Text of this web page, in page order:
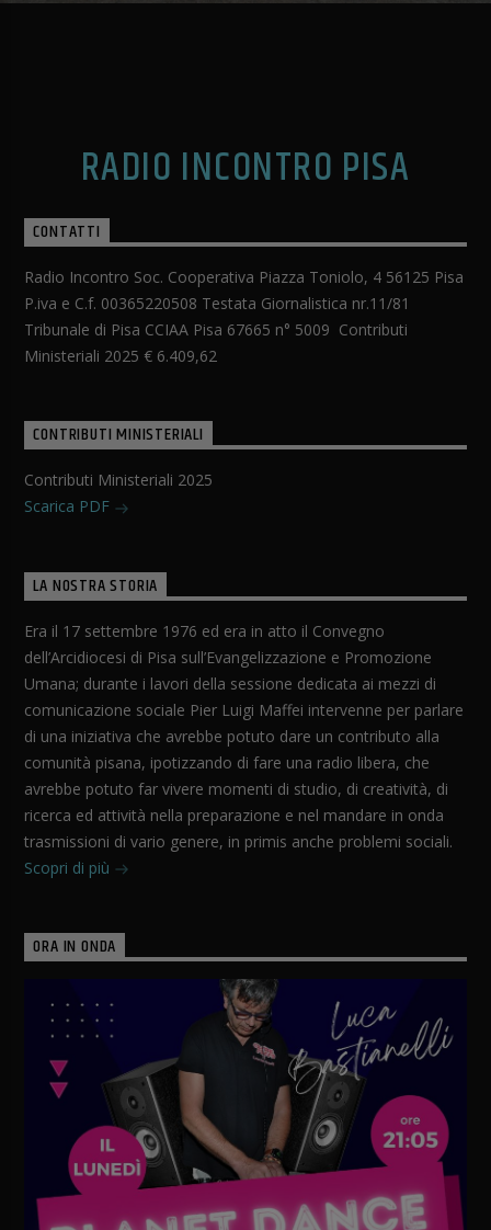
RADIO INCONTRO PISA
CONTATTI
Radio Incontro Soc. Cooperativa Piazza Toniolo, 4 56125 Pisa
P.iva e C.f. 00365220508 Testata Giornalistica nr.11/81
Tribunale di Pisa CCIAA Pisa 67665 n° 5009 Contributi
Ministeriali 2025 € 6.409,62
CONTRIBUTI MINISTERIALI
Contributi Ministeriali 2025
Scarica PDF
LA NOSTRA STORIA
Era il 17 settembre 1976 ed era in atto il Convegno
dell’Arcidiocesi di Pisa sull’Evangelizzazione e Promozione
Umana; durante i lavori della sessione dedicata ai mezzi di
comunicazione sociale Pier Luigi Maffei intervenne per parlare
di una iniziativa che avrebbe potuto dare un contributo alla
comunità pisana, ipotizzando di fare una radio libera, che
avrebbe potuto far vivere momenti di studio, di creatività, di
ricerca ed attività nella preparazione e nel mandare in onda
trasmissioni di vario genere, in primis anche problemi sociali.
Scopri di più
ORA IN ONDA